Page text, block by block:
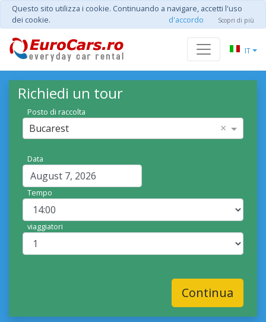
Questo sito utilizza i cookie. Continuando a navigare, accetti l'uso
dei cookie.
d'accordo Scopri di più
IT
Richiedi un tour
Posto di raccolta
Bucarest ×
Data
Tempo
viaggiatori
Continua